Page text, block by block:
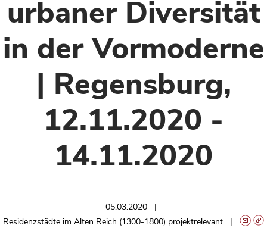
urbaner Diversität
in der Vormoderne
| Regensburg,
12.11.2020 -
14.11.2020
05.03.2020
Residenzstädte im Alten Reich (1300-1800) projektrelevant